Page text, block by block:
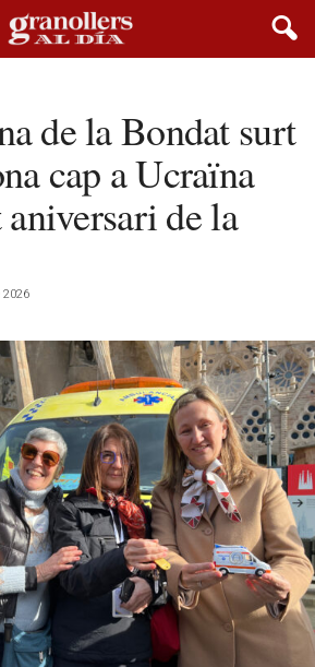
de la Bondat surt
cap a Ucraïna
de la
2026